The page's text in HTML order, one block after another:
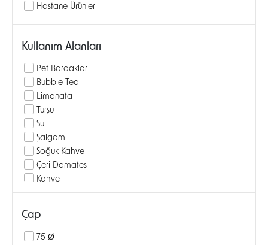
Hastane Ürünleri
Kullanım Alanları
Pet Bardaklar
Bubble Tea
Limonata
Turşu
Su
Şalgam
Soğuk Kahve
Çeri Domates
Kahve
Milkshake
Pamuk Şekeri
Draje Şeker
Çap
75 Ø